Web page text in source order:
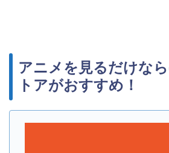
アニメを見るだけな
トアがおすすめ！